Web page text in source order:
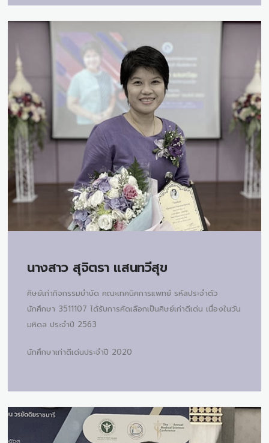
นางสาว สุจิตรา แสนทวีสุข
ศิษย์เก่ากิจกรรมบำบัด คณะเทคนิคการแพทย์ รหัสประจำตัว
นักศึกษา 3511107 ได้รับการคัดเลือกเป็นศิษย์เก่าดีเด่น เนื่องในวัน
มหิดล ประจำปี 2563
นักศึกษาเก่าดีเด่นประจำปี 2020